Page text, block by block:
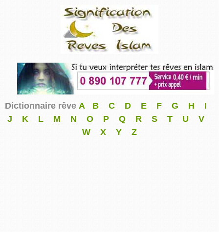
Dictionnaire rêve A B C D E F G H
I
J
K L M N O P Q R S T U
V
W
X Y Z